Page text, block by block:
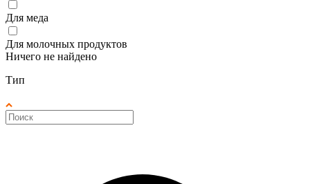
Для меда
Для молочных продуктов
Ничего не найдено
Тип